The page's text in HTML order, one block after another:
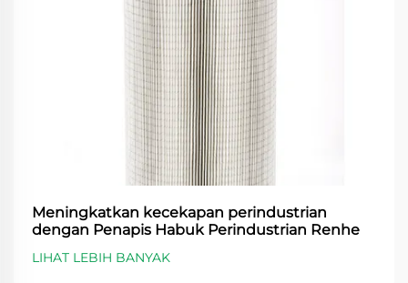
Meningkatkan kecekapan perindustrian
dengan Penapis Habuk Perindustrian Renhe
LIHAT LEBIH BANYAK